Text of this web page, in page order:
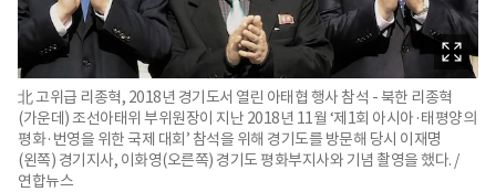
北 고위급 리종혁, 2018년 경기도서 열린 아태협 행사 참석 - 북한 리종혁
(가운데) 조선아태위 부위원장이 지난 2018년 11월 ‘제1회 아시아·태평양의
평화·번영을 위한 국제 대회’ 참석을 위해 경기도를 방문해 당시 이재명
(왼쪽) 경기지사, 이화영(오른쪽) 경기도 평화부지사와 기념 촬영을 했다. /
연합뉴스